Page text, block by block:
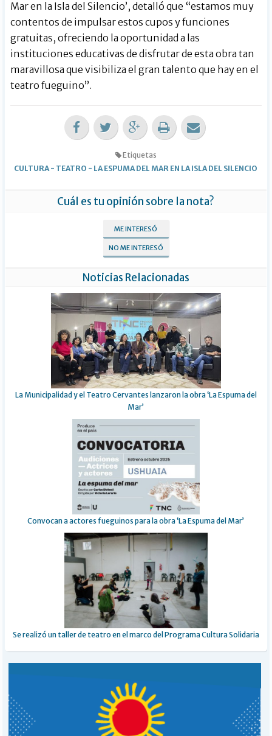
Mar en la Isla del Silencio’, detalló que “estamos muy
contentos de impulsar estos cupos y funciones
gratuitas, ofreciendo la oportunidad a las
instituciones educativas de disfrutar de esta obra tan
maravillosa que visibiliza el gran talento que hay en el
teatro fueguino”.
Etiquetas
CULTURA - TEATRO - LA ESPUMA DEL MAR EN LA ISLA DEL SILENCIO
Cuál es tu opinión sobre la nota?
ME INTERESÓ
NO ME INTERESÓ
Noticias Relacionadas
La Municipalidad y el Teatro Cervantes lanzaron la obra ‘La Espuma del
Mar’
Convocan a actores fueguinos para la obra ‘La Espuma del Mar’
Se realizó un taller de teatro en el marco del Programa Cultura Solidaria